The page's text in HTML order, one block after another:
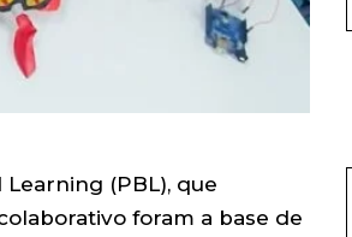
(PBL), que
foram a base de